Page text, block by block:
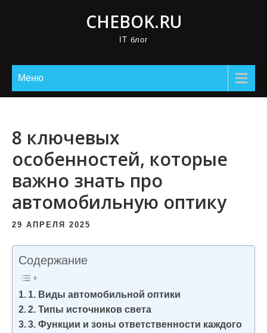
CHEBOK.RU
IT блог
Меню
8 ключевых
особенностей, которые
важно знать про
автомобильную оптику
29 АПРЕЛЯ 2025
Содержание
1. Виды автомобильной оптики
2. Типы источников света
3. Функции и зоны ответственности каждого